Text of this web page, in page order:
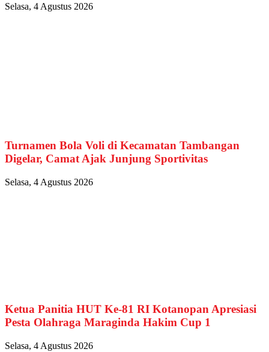
Selasa, 4 Agustus 2026
Turnamen Bola Voli di Kecamatan Tambangan
Digelar, Camat Ajak Junjung Sportivitas
Selasa, 4 Agustus 2026
Ketua Panitia HUT Ke-81 RI Kotanopan Apresiasi
Pesta Olahraga Maraginda Hakim Cup 1
Selasa, 4 Agustus 2026